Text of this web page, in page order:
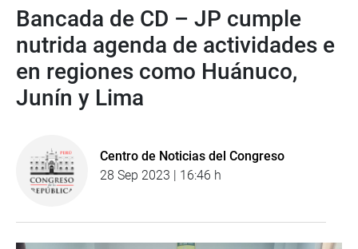
Bancada de CD – JP cumple
nutrida agenda de actividades e
en regiones como Huánuco,
Junín y Lima
Centro de Noticias del Congreso
28 Sep 2023 | 16:46 h